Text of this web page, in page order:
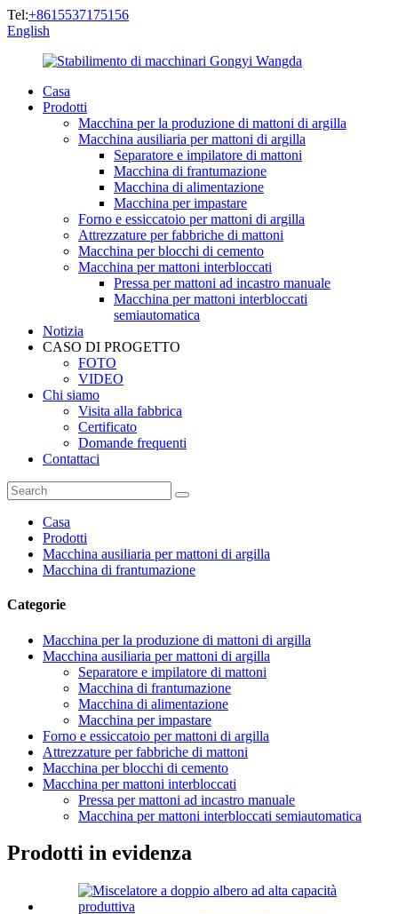
Tel:+8615537175156
English
Casa
Prodotti
Macchina per la produzione di mattoni di argilla
Macchina ausiliaria per mattoni di argilla
Separatore e impilatore di mattoni
Macchina di frantumazione
Macchina di alimentazione
Macchina per impastare
Forno e essiccatoio per mattoni di argilla
Attrezzature per fabbriche di mattoni
Macchina per blocchi di cemento
Macchina per mattoni interbloccati
Pressa per mattoni ad incastro manuale
Macchina per mattoni interbloccati
semiautomatica
Notizia
CASO DI PROGETTO
FOTO
VIDEO
Chi siamo
Visita alla fabbrica
Certificato
Domande frequenti
Contattaci
Casa
Prodotti
Macchina ausiliaria per mattoni di argilla
Macchina di frantumazione
Categorie
Macchina per la produzione di mattoni di argilla
Macchina ausiliaria per mattoni di argilla
Separatore e impilatore di mattoni
Macchina di frantumazione
Macchina di alimentazione
Macchina per impastare
Forno e essiccatoio per mattoni di argilla
Attrezzature per fabbriche di mattoni
Macchina per blocchi di cemento
Macchina per mattoni interbloccati
Pressa per mattoni ad incastro manuale
Macchina per mattoni interbloccati semiautomatica
Prodotti in evidenza